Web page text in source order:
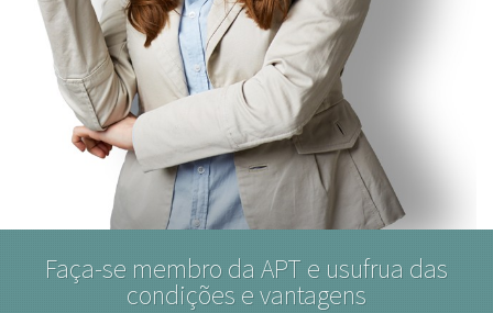
Faça-se membro da APT e usufrua das
condições e vantagens